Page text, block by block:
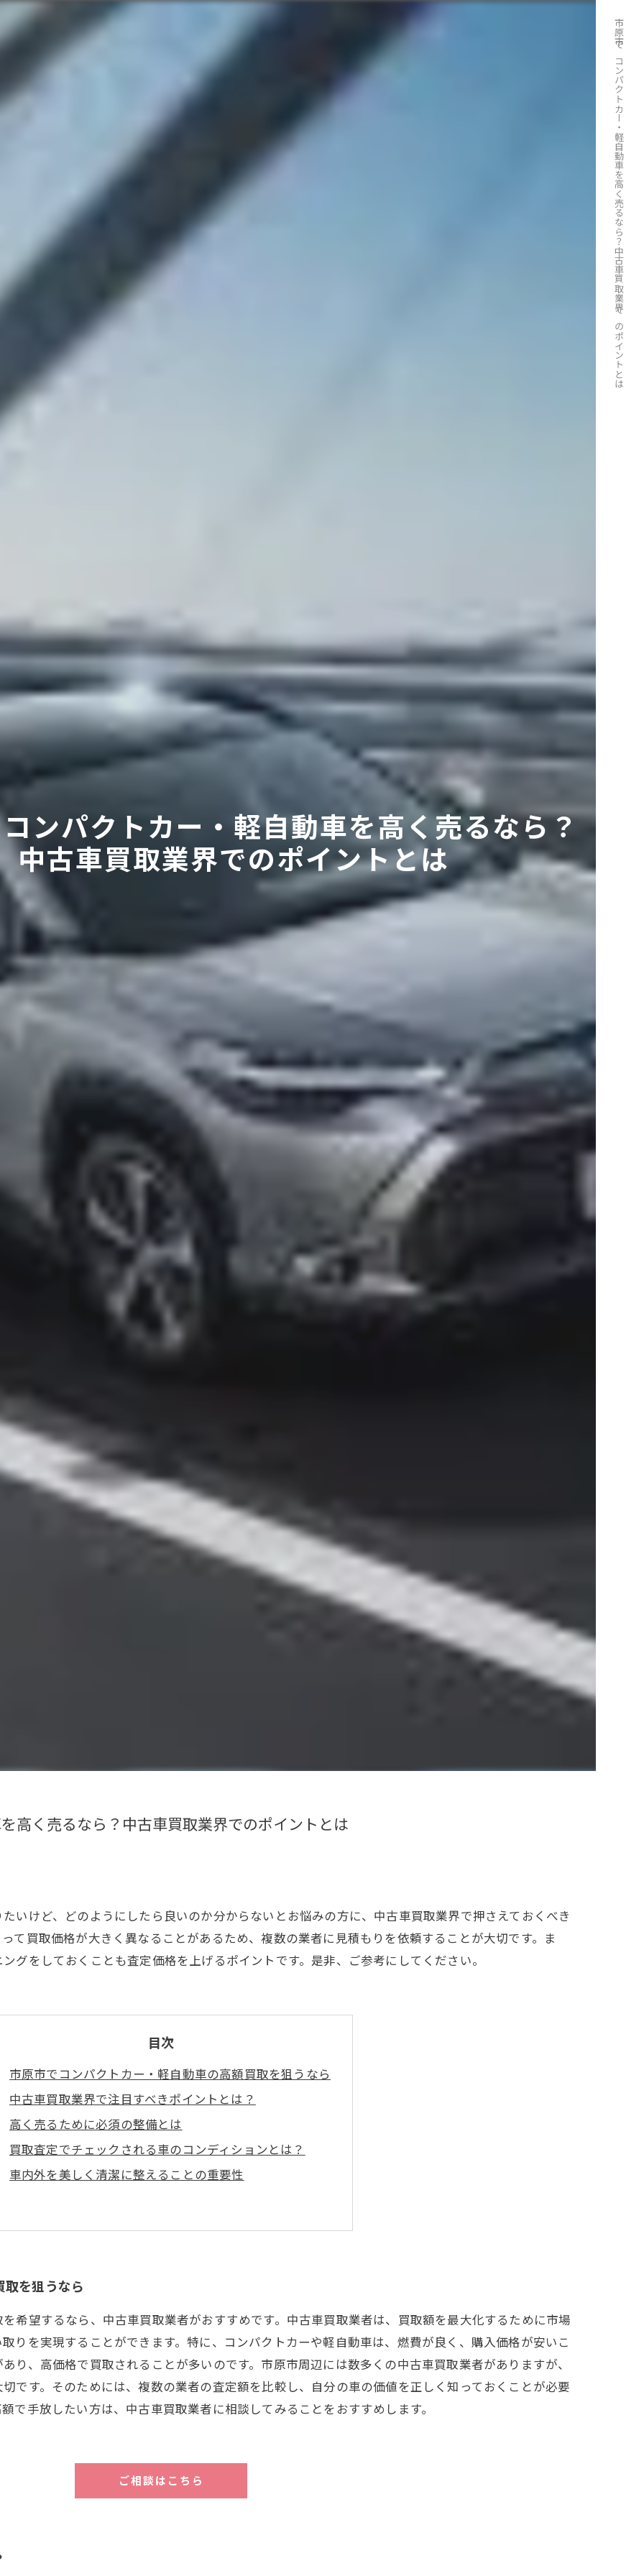
市原市でコンパクトカー・軽自動車を高く売るなら？中古車買取業界でのポイントとは
ンパクトカー・軽自動車を高く売るなら？
中古車買取業界でのポイントとは
高く売るなら？中古車買取業界でのポイントとは
いけど、どのようにしたら良いのか分からないとお悩みの方に、中古車買取業界で押さえておくべき
て買取価格が大きく異なることがあるため、複数の業者に見積もりを依頼することが大切です。ま
グをしておくことも査定価格を上げるポイントです。是非、ご参考にしてください。
目次
市原市でコンパクトカー・軽自動車の高額買取を狙うなら
中古車買取業界で注目すべきポイントとは？
高く売るために必須の整備とは
買取査定でチェックされる車のコンディションとは？
車内外を美しく清潔に整えることの重要性
を狙うなら
希望するなら、中古車買取業者がおすすめです。中古車買取業者は、買取額を最大化するために市場
りを実現することができます。特に、コンパクトカーや軽自動車は、燃費が良く、購入価格が安いこ
り、高価格で買取されることが多いのです。市原市周辺には数多くの中古車買取業者がありますが、
です。そのためには、複数の業者の査定額を比較し、自分の車の価値を正しく知っておくことが必要
で手放したい方は、中古車買取業者に相談してみることをおすすめします。
ご相談はこちら